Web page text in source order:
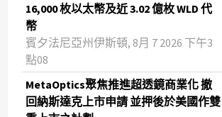
16,000 枚以太幣及近 3.02 億枚 WLD 代
幣
賓夕法尼亞州伊斯頓, 8月 7 2026 下午3
點08
MetaOptics聚焦推進超透鏡商業化 撤
回納斯達克上市申請 並押後於美國作雙